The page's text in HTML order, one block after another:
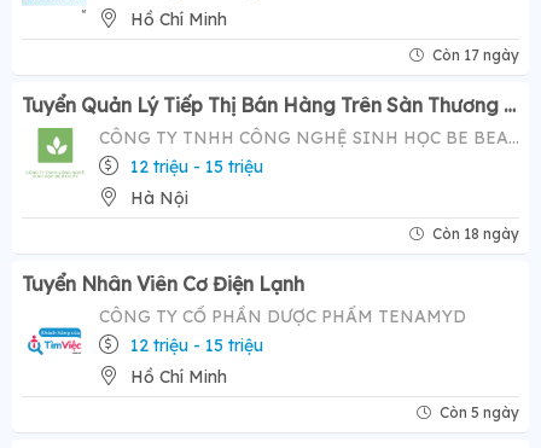
Hồ Chí Minh
Còn 17 ngày
Tuyển Quản Lý Tiếp Thị Bán Hàng Trên Sàn Thương Mại Điện Tử ( Tiktok Shop)- Mức Lương Hấp Dẫn 12-20 Triệu
CÔNG TY TNHH CÔNG NGHỆ SINH HỌC BE BEAUTY
12 triệu - 15 triệu
Hà Nội
Còn 18 ngày
Tuyển Nhân Viên Cơ Điện Lạnh
CÔNG TY CỔ PHẦN DƯỢC PHẨM TENAMYD
12 triệu - 15 triệu
Hồ Chí Minh
Còn 5 ngày